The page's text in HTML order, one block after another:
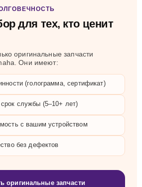
для тех, кто ценит
оригинальные запчасти
Они имеют:
(голограмма, сертификат)
службы (5–10+ лет)
с вашим устройством
без дефектов
оригинальные запчасти